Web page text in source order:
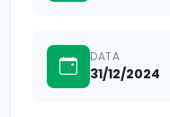
DATA
31/12/2024